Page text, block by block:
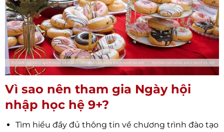
Vì sao nên tham gia Ngày hội
nhập học hệ 9+?
Tìm hiểu đầy đủ thông tin về chương trình đào tạo